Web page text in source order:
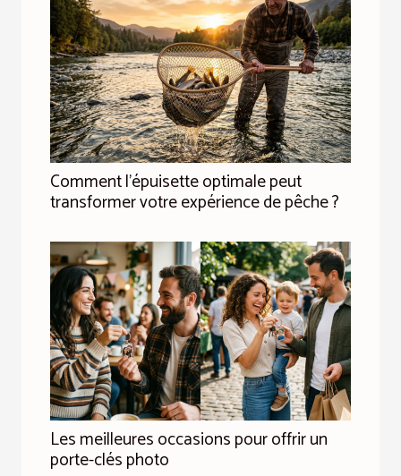
Comment l'épuisette optimale peut
transformer votre expérience de pêche ?
Les meilleures occasions pour offrir un
porte-clés photo